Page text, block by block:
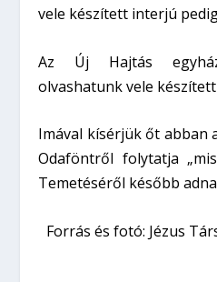
vele készített interjú
Az Új Hajtás
olvashatunk vele készített
Imával kísérjük őt abban
Odaföntről folytatja
Temetéséről később
Forrás és fotó: Jézus